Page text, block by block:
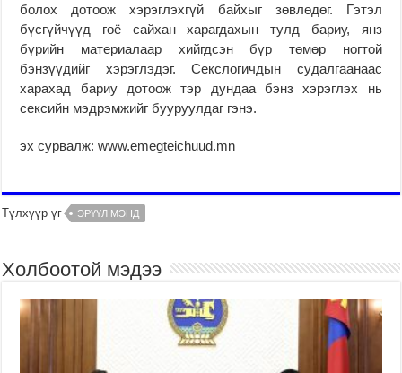
болох дотоож хэрэглэхгүй байхыг зөвлөдөг. Гэтэл
бүсгүйчүүд гоё сайхан харагдахын тулд бариу, янз
бүрийн материалаар хийгдсэн бүр төмөр ногтой
бэнзүүдийг хэрэглэдэг. Секслогичдын судалгаанаас
харахад бариу дотоож тэр дундаа бэнз хэрэглэх нь
сексийн мэдрэмжийг бууруулдаг гэнэ.
эх сурвалж: www.emegteichuud.mn
Түлхүүр үг ЭРҮҮЛ МЭНД
Холбоотой мэдээ